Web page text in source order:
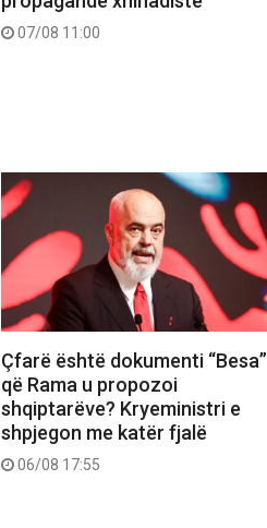
07/08 11:00
Çfarë është dokumenti “Besa”
që Rama u propozoi
shqiptarëve? Kryeministri e
shpjegon me katër fjalë
06/08 17:55